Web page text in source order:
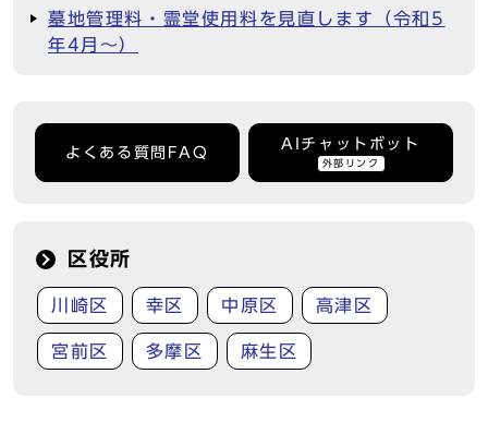
墓地管理料・霊堂使用料を見直します（令和5
年4月～）
よくある質問FAQ
AIチャットボット
外部リンク
区役所
川崎区 幸区 中原区 高津区
宮前区 多摩区 麻生区